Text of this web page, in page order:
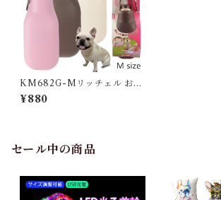
KM682G-Mリッチェル お散
歩ハンディシャワー Mサイズ
ペット 片手で水の出し入れが
¥880
セール中の商品